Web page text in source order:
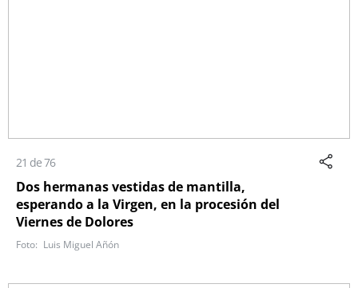
21 de 76
Dos hermanas vestidas de mantilla,
esperando a la Virgen, en la procesión del
Viernes de Dolores
Luis Miguel Añón